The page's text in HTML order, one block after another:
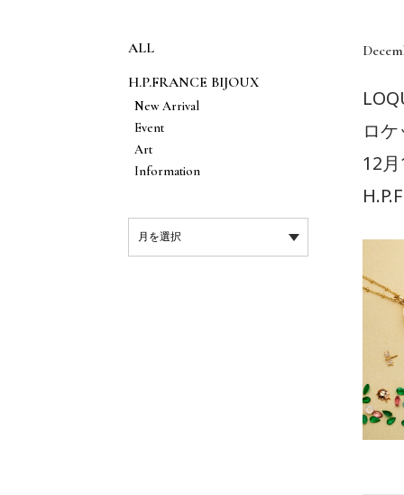
ALL
H.P.FRANCE BIJOUX
New Arrival
Event
Art
Information
ロ
12